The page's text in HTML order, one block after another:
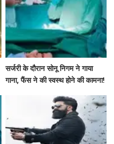
सर्जरी के दौरान सोनू निगम ने गाया
गाना, फैंस ने की स्वस्थ होने की कामना!